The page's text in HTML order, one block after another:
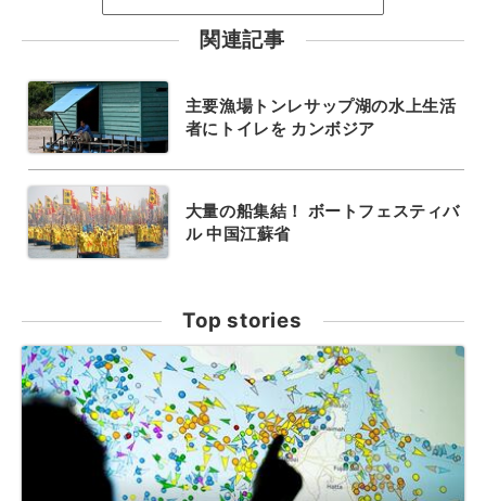
関連記事
主要漁場トンレサップ湖の水上生活
者にトイレを カンボジア
大量の船集結！ ボートフェスティバ
ル 中国江蘇省
Top stories